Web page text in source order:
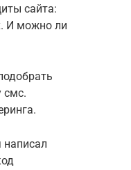
сайта:
И можно ли
смс.